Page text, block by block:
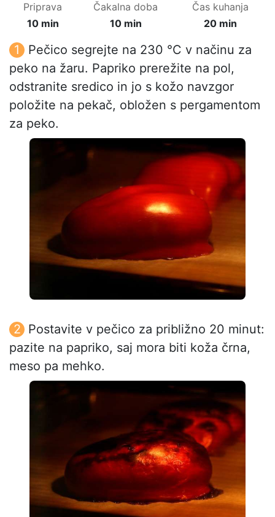
Priprava
10 min
Čakalna doba
10 min
Čas kuhanja
20 min
Pečico segrejte na 230 °C v načinu za
peko na žaru. Papriko prerežite na pol,
odstranite sredico in jo s kožo navzgor
položite na pekač, obložen s pergamentom
za peko.
Postavite v pečico za približno 20 minut:
pazite na papriko, saj mora biti koža črna,
meso pa mehko.